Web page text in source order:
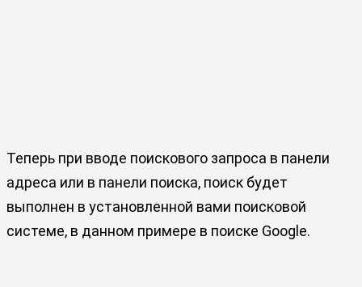
Теперь при вводе поискового запроса в панели
адреса или в панели поиска, поиск будет
выполнен в установленной вами поисковой
системе, в данном примере в поиске Google.